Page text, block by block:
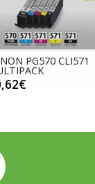
PG570 CLI571